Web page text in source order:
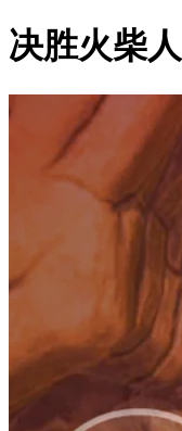
决胜火柴人